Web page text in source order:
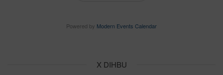
Powered by Modern Events Calendar
X DIHBU